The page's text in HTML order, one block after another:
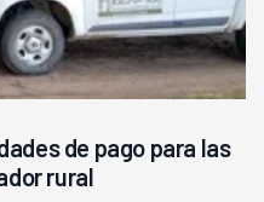
de pago para las
rural